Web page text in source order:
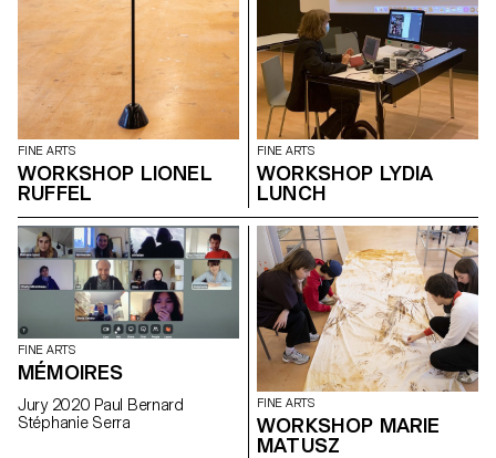
FINE ARTS
WORKSHOP LIONEL
RUFFEL
FINE ARTS
WORKSHOP LYDIA
LUNCH
FINE ARTS
MÉMOIRES
Jury 2020 Paul Bernard
Stéphanie Serra
FINE ARTS
WORKSHOP MARIE
MATUSZ